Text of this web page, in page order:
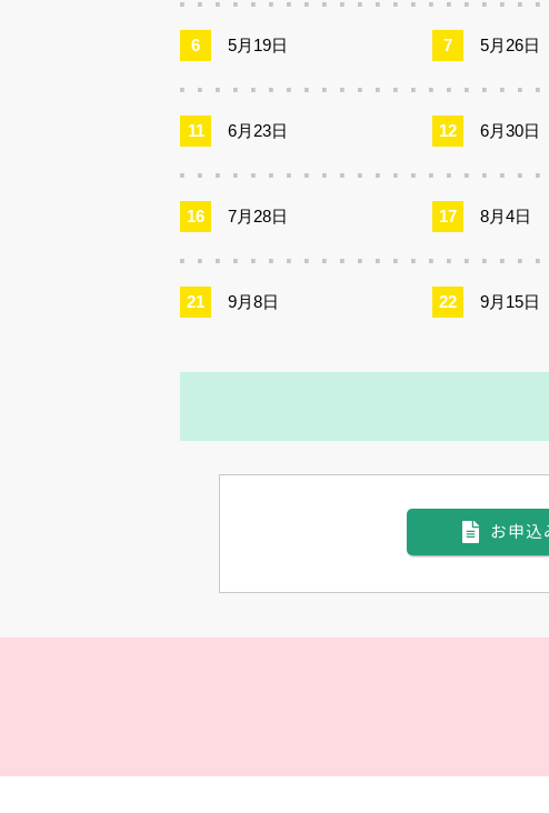
5月19日 5月26日
6月23日 6月30日
7月28日 8月4日
9月8日 9月15日
お申込